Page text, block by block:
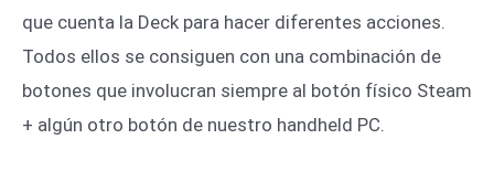
que cuenta la Deck para hacer diferentes acciones.
Todos ellos se consiguen con una combinación de
botones que involucran siempre al botón físico Steam
+ algún otro botón de nuestro handheld PC.